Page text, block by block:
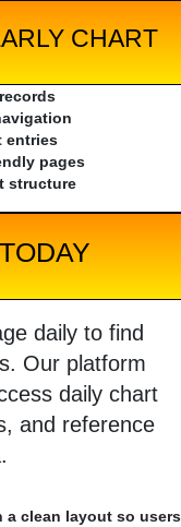
CHART
entries
pages
structure
daily to find
Our platform
daily chart
and reference
clean layout so users